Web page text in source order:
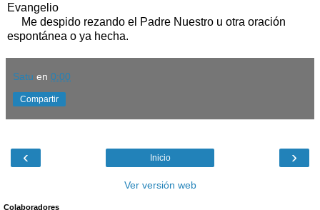
Evangelio
Me despido rezando el Padre Nuestro u otra oración
espontánea o ya hecha.
Satu en 0:00
Compartir
‹ ›
Inicio
Ver versión web
Colaboradores